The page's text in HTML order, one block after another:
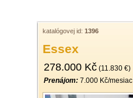
katalógovej id: 1396
Essex
278.000 Kč (11.830 €)
Prenájom: 7.000 Kč/mesiac